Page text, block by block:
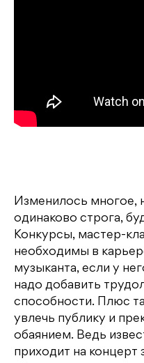
Изменилось многое,
одинаково строга,
Конкурсы, мастер-
необходимы в
музыканта, если у
надо добавить
способности. Плюс
увлечь публику и
обаянием. Ведь
приходит на концерт